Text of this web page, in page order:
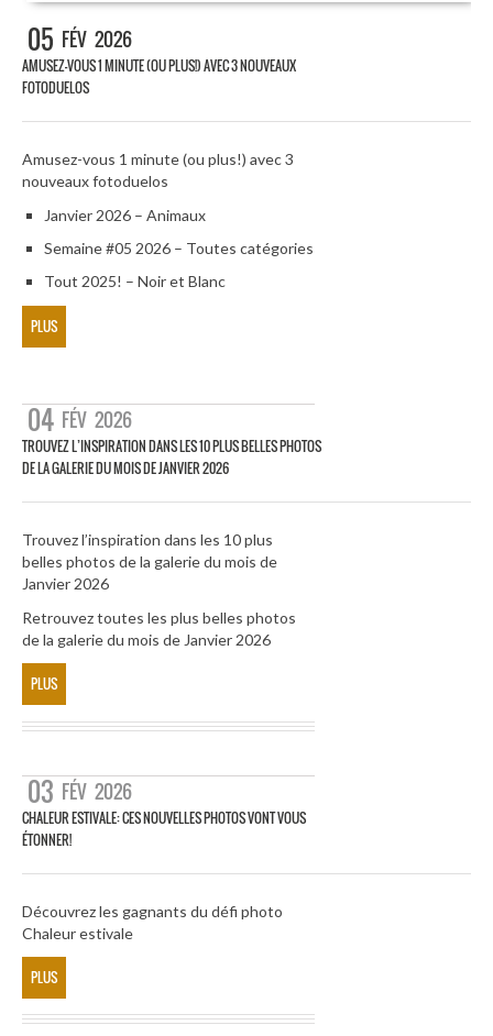
05 FÉV 2026
AMUSEZ-VOUS 1 MINUTE (OU PLUS!) AVEC 3 NOUVEAUX
FOTODUELOS
Amusez-vous 1 minute (ou plus!) avec 3
nouveaux fotoduelos
Janvier 2026 – Animaux
Semaine #05 2026 – Toutes catégories
Tout 2025! – Noir et Blanc
PLUS
04 FÉV 2026
TROUVEZ L’INSPIRATION DANS LES 10 PLUS BELLES PHOTOS
DE LA GALERIE DU MOIS DE JANVIER 2026
Trouvez l’inspiration dans les 10 plus
belles photos de la galerie du mois de
Janvier 2026
Retrouvez toutes les plus belles photos
de la galerie du mois de Janvier 2026
PLUS
03 FÉV 2026
CHALEUR ESTIVALE: CES NOUVELLES PHOTOS VONT VOUS
ÉTONNER!
Découvrez les gagnants du défi photo
Chaleur estivale
PLUS